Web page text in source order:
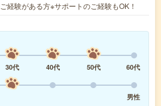
経験がある方※サポートのご経験もOK！
30代 40代 50代
60代
男性